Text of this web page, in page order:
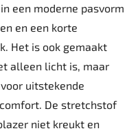
een moderne pasvorm
en een korte
Het is ook gemaakt
alleen licht is, maar
uitstekende
De stretchstof
niet kreukt en